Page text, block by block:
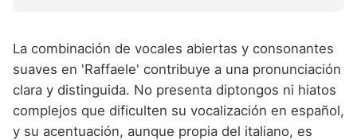
La combinación de vocales abiertas y consonantes
suaves en 'Raffaele' contribuye a una pronunciación
clara y distinguida. No presenta diptongos ni hiatos
complejos que dificulten su vocalización en español,
y su acentuación, aunque propia del italiano, es